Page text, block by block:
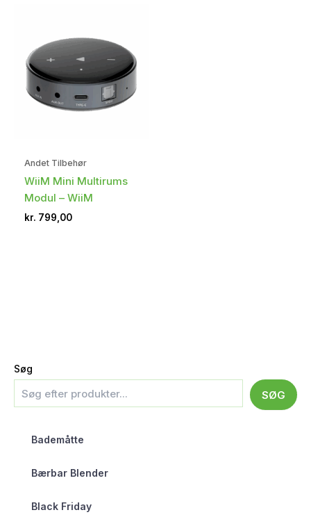
Søg
SØG
Bademåtte
Bærbar Blender
Black Friday
Andet Tilbehør
WiiM Mini Multirums
Modul – WiiM
kr. 799,00